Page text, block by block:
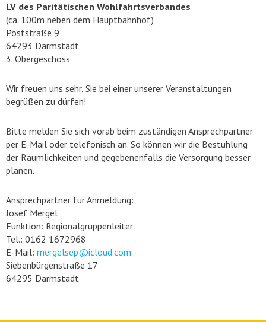
LV des Paritätischen Wohlfahrtsverbandes
(ca. 100m neben dem Hauptbahnhof)
Poststraße 9
64293 Darmstadt
3. Obergeschoss
Wir freuen uns sehr, Sie bei einer unserer Veranstaltungen
begrüßen zu dürfen!
Bitte melden Sie sich vorab beim zuständigen Ansprechpartner
per E-Mail oder telefonisch an. So können wir die Bestuhlung
der Räumlichkeiten und gegebenenfalls die Versorgung besser
planen.
Ansprechpartner für Anmeldung:
Josef Mergel
Funktion: Regionalgruppenleiter
Tel.: 0162 1672968
E-Mail: mergelsep@icloud.com
Siebenbürgenstraße 17
64295 Darmstadt